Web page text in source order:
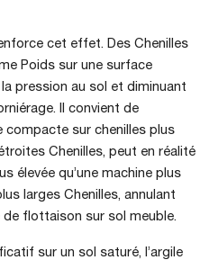
cet effet. Des Chenilles
Poids sur une surface
pression au sol et diminuant
Il convient de
compacte sur chenilles plus
Chenilles, peut en réalité
élevée qu’une machine plus
larges Chenilles, annulant
de flottaison sur sol meuble.
sur un sol saturé, l’argile